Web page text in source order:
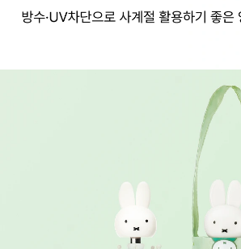
오설록 미피 양우산, MIFFY UMBRELLA (FOR SUN & RAIN)
방수·UV차단으로 사계절 활용하기 좋은 양우산 파우치 세트